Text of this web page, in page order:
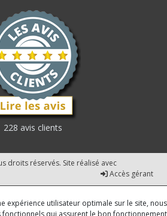
228 avis clients
droits réservés. Site réalisé avec
Accès gérant
expérience utilisateur optimale sur le site, nous
fonctionnels qui assurent le bon fonctionnement